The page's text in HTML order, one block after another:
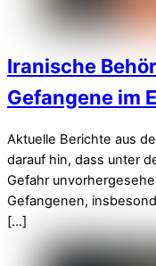
Iranische
Gefangene im
Aktuelle Berichte aus
darauf hin, dass unter
Gefahr
Gefangenen,
[…]